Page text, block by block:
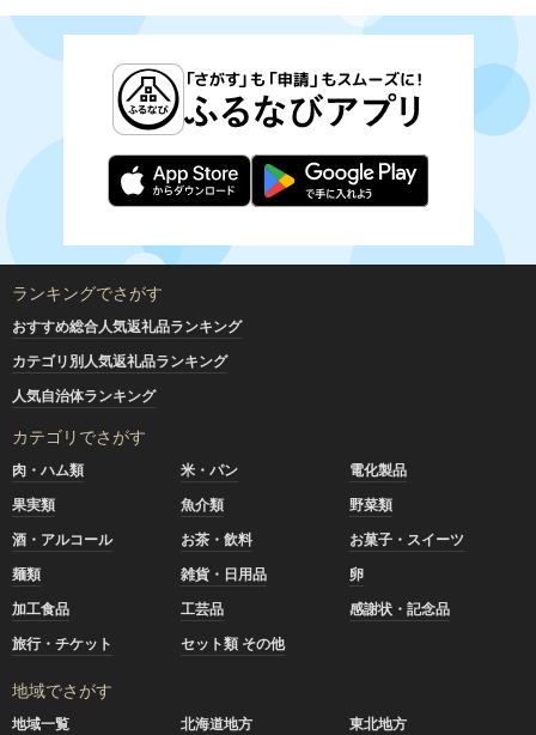
ランキングでさがす
おすすめ総合人気返礼品ランキング
カテゴリ別人気返礼品ランキング
人気自治体ランキング
カテゴリでさがす
肉・ハム類 米・パン
電化製品
果実類
魚介類
野菜類
酒・アルコール
お茶・飲料
お菓子・スイーツ
麺類
雑貨・日用品
卵
加工食品
工芸品
感謝状・記念品
旅行・チケット
セット類 その他
地域でさがす
地域一覧 北海道地方
東北地方